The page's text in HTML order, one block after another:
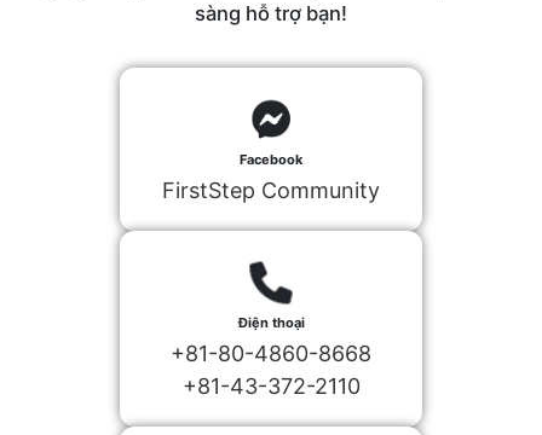
sàng hỗ trợ bạn!
Facebook
FirstStep Community
Điện thoại
+81-80-4860-8668
+81-43-372-2110